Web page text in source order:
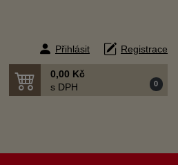
Přihlásit Registrace
0,00 Kč
s DPH
0